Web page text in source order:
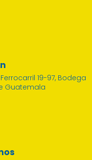
19-97, Bodega
Guatemala